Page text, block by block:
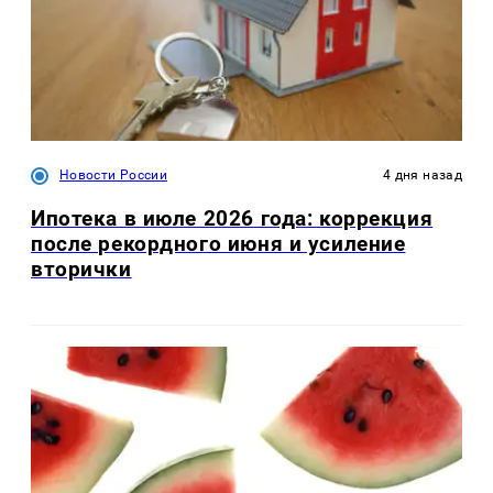
Новости России 4 дня назад
Ипотека в июле 2026 года: коррекция
после рекордного июня и усиление
вторички